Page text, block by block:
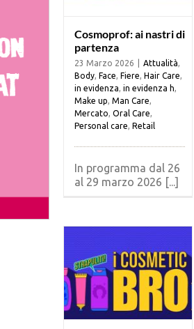
Cosmoprof: ai nastri di
partenza
23 Marzo 2026 Attualità
Body, Face Fiere Hair Care
in evidenza in evidenza h
Make up Man Care
Mercato Oral Care
Personal care Retail
In programma dal 26
al 29 marzo 2026 [...]
Cosmetic BRO’, il
progetto educativo
di Cosmetica Italia
dedicato alle scuole
primarie